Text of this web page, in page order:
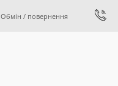
Обмін / повернення